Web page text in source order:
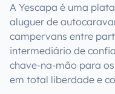
A Yescapa é uma
aluguer de
campervans entre
intermediário de
chave-na-mão para
em total liberdade e